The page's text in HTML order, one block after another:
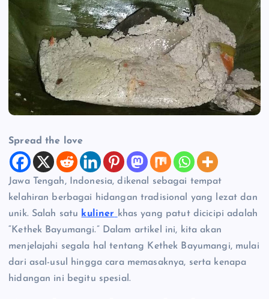
Spread the love
Jawa Tengah, Indonesia, dikenal sebagai tempat
kelahiran berbagai hidangan tradisional yang lezat dan
unik. Salah satu kuliner
khas yang patut dicicipi adalah
“Kethek Bayumangi.” Dalam artikel ini, kita akan
menjelajahi segala hal tentang Kethek Bayumangi, mulai
dari asal-usul hingga cara memasaknya, serta kenapa
hidangan ini begitu spesial.